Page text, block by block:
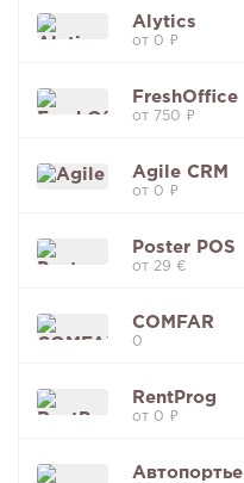
Alytics
от 0 ₽
FreshOffice
от 750 ₽
Agile CRM
от 0 ₽
Poster POS
от 29 €
COMFAR
0
RentProg
от 0 ₽
Автопортье